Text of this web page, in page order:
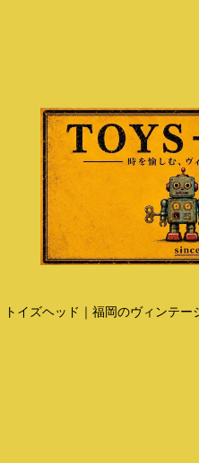
トイズヘッド｜福岡のヴィンテー